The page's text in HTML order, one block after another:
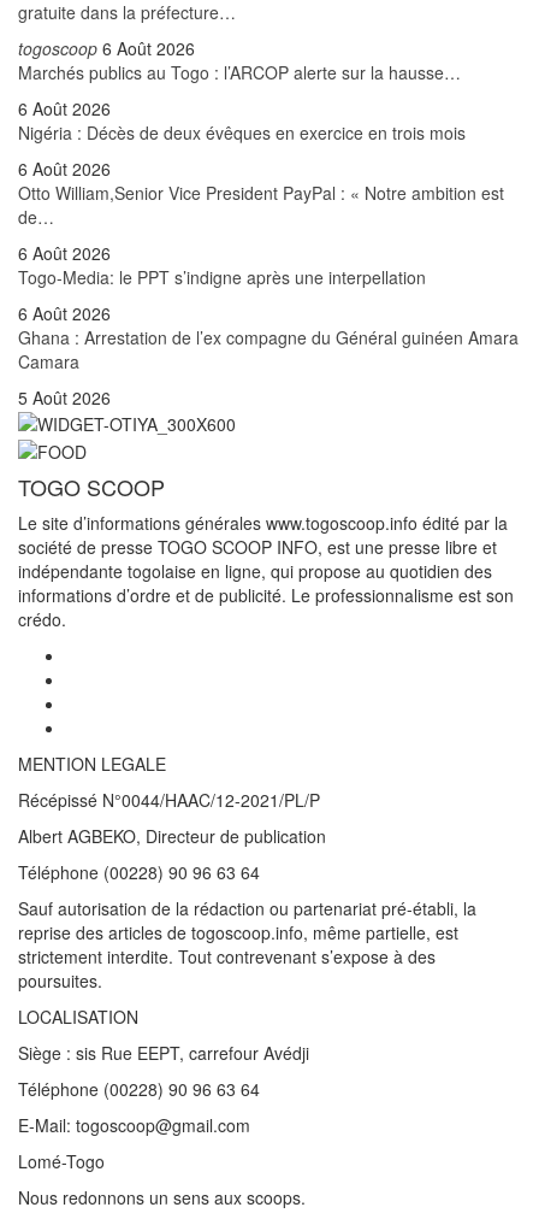
gratuite dans la préfecture…
togoscoop 6 Août 2026
Marchés publics au Togo : l’ARCOP alerte sur la hausse…
6 Août 2026
Nigéria : Décès de deux évêques en exercice en trois mois
6 Août 2026
Otto William,Senior Vice President PayPal : « Notre ambition est
de…
6 Août 2026
Togo-Media: le PPT s’indigne après une interpellation
6 Août 2026
Ghana : Arrestation de l’ex compagne du Général guinéen Amara
Camara
5 Août 2026
TOGO SCOOP
Le site d’informations générales www.togoscoop.info édité par la
société de presse TOGO SCOOP INFO, est une presse libre et
indépendante togolaise en ligne, qui propose au quotidien des
informations d’ordre et de publicité. Le professionnalisme est son
crédo.
MENTION LEGALE
Récépissé N°0044/HAAC/12-2021/PL/P
Albert AGBEKO, Directeur de publication
Téléphone (00228) 90 96 63 64
Sauf autorisation de la rédaction ou partenariat pré-établi, la
reprise des articles de togoscoop.info, même partielle, est
strictement interdite. Tout contrevenant s’expose à des
poursuites.
LOCALISATION
Siège : sis Rue EEPT, carrefour Avédji
Téléphone (00228) 90 96 63 64
E-Mail: togoscoop@gmail.com
Lomé-Togo
Nous redonnons un sens aux scoops.